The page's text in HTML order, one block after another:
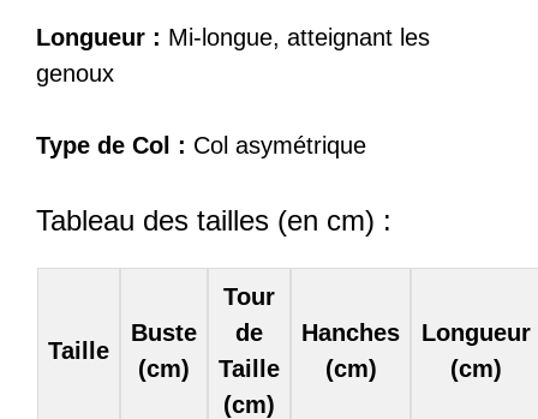
Longueur : Mi-longue, atteignant les
genoux
Type de Col : Col asymétrique
Tableau des tailles (en cm) :
Taille
Buste
(cm)
Tour
de
Taille
(cm)
Hanches
(cm)
Longueur
(cm)